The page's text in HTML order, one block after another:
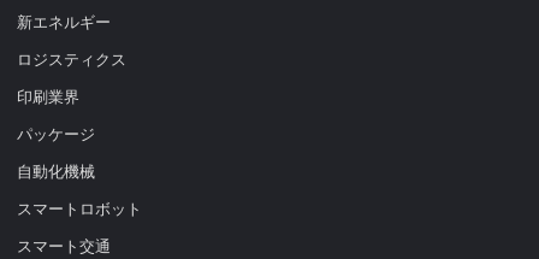
新エネルギー
ロジスティクス
印刷業界
パッケージ
自動化機械
スマートロボット
スマート交通